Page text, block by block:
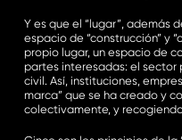
Y es que el “lugar”, además
espacio de “construcción” y
propio lugar, un espacio de
partes interesadas: el sector
civil. Así, instituciones,
marca” que se ha creado y
colectivamente, y